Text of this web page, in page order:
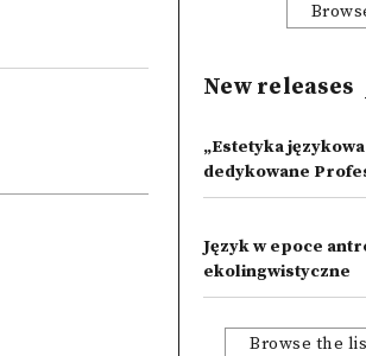
New releases
„Estetyka
dedykowane
Język w epoce
ekolingwistyczne
Browse the